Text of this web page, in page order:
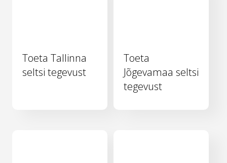
Toeta Tallinna
seltsi tegevust
Toeta
Jõgevamaa seltsi
tegevust